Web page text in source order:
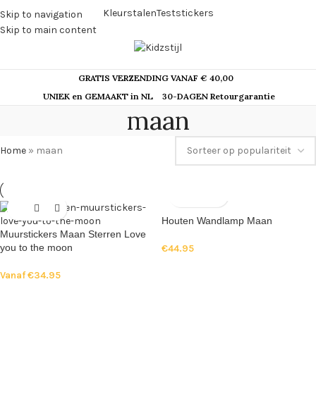
Skip to navigation
Skip to main content
KleurstalenTeststickers
GRATIS VERZENDING VANAF € 40,00
UNIEK en GEMAAKT in NL
30-DAGEN Retourgarantie
maan
Home » maan
Muurstickers Maan Sterren Love
you to the moon
Vanaf€34.95
Houten Wandlamp Maan
€44.95